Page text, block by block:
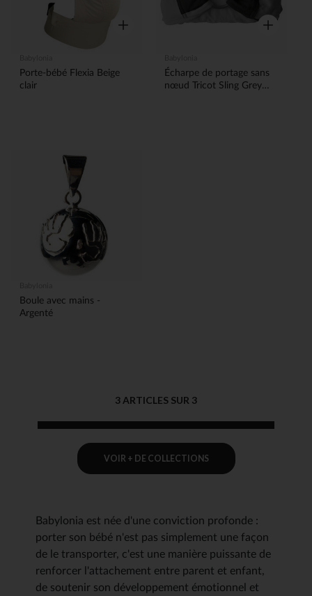
Aperçu rapide
Porte-bébé Flexia Beige
clair
Aperçu
Écharpe de portage sans
nœud Tricot Sling Grey
Boule avec mains -
Argenté
3 ARTICLES SUR 3
VOIR + DE COLLECTIONS
Babylonia est née d'une conviction profonde :
porter son bébé n'est pas simplement une façon
de le transporter, c'est une manière puissante de
renforcer l'attachement entre parent et enfant,
de soutenir son développement émotionnel et